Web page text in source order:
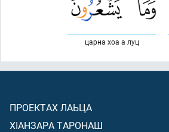
царна хоа а луц
ПРОЕКТАХ ЛАЬЦА
ХIАНЗАРА ТАРОНАШ